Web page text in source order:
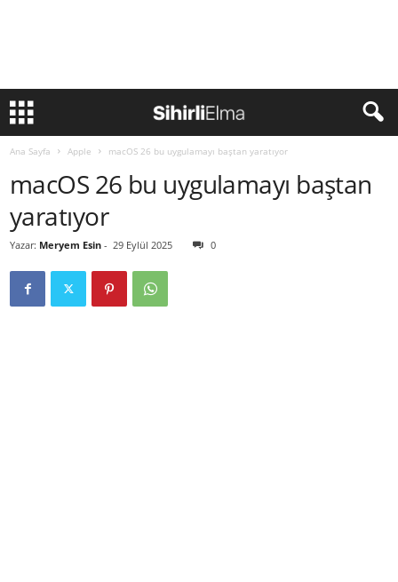
Ana Sayfa Apple macOS 26 bu uygulamayı baştan yaratıyor
macOS 26 bu uygulamayı baştan
yaratıyor
Yazar: Meryem Esin - 29 Eylül 2025 0